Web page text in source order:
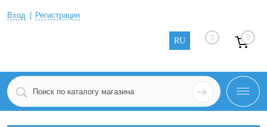
Вход Регистрация
RU 0 0